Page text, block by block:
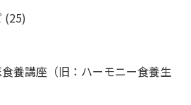
(25)
養講座（旧：ハーモニー食養生